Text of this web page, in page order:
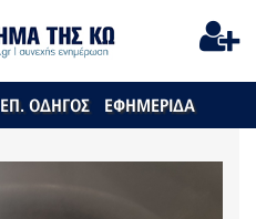
ΕΠ. ΟΔΗΓΟΣ ΕΦΗΜΕΡΙΔΑ